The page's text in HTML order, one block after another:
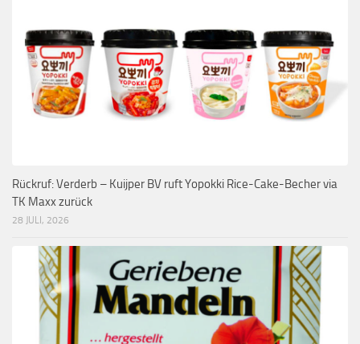
Rückruf: Verderb – Kuijper BV ruft Yopokki Rice-Cake-Becher via
TK Maxx zurück
28 JULI, 2026